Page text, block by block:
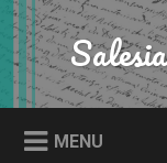
Skip
to
content
Search
MENU